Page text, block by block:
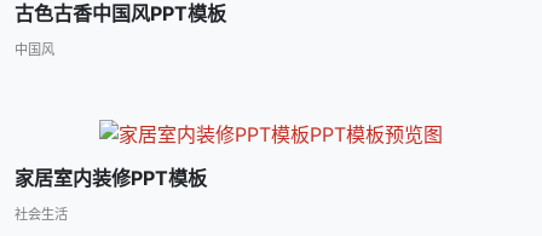
古色古香中国风PPT模板
中国风
家居室内装修PPT模板
社会生活